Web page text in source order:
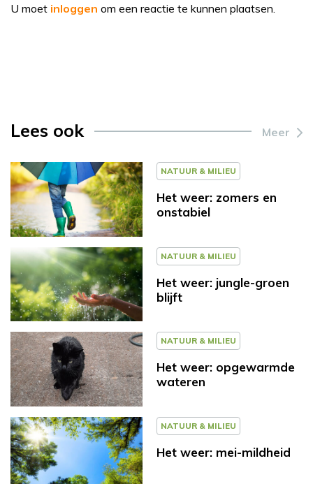
U moet inloggen om een reactie te kunnen plaatsen.
Lees ook Meer
NATUUR & MILIEU
Het weer: zomers en
onstabiel
NATUUR & MILIEU
Het weer: jungle-groen
blijft
NATUUR & MILIEU
Het weer: opgewarmde
wateren
NATUUR & MILIEU
Het weer: mei-mildheid